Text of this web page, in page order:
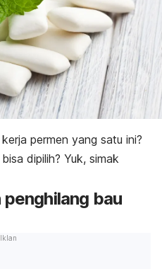
permen yang satu ini?
dipilih? Yuk, simak
bau
Iklan